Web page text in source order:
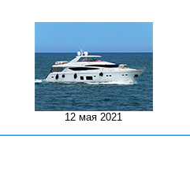
12 мая 2021